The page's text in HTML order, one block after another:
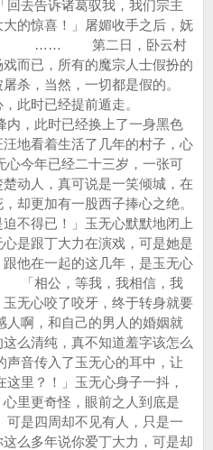
去告诉诸葛驭我，我们宗主
的惊喜！」屠媚收手之后，妩
去。 …… 第二日，卧云村
而已，所有的魔宗人士假扮的
杀，当然，一切都是假的。
，此时已经提前遁走。
此时已经换上了一身黑色
地看着生活了几年的村子，心
今年已经二十三岁，一张可
动人，真可说是一笑倾城，在
却更加有一股西子捧心之绝。
得已！」玉无心默默地闭上
是跟丁大力在演戏，可是她是
他在一起的这几年，是玉无心
「相公，等我，我相信，我
无心咬了咬牙，终于转身就要
啊，和自己的男人的婚姻就
么清纯，真不知道羞字该怎么
音传入了玉无心的耳中，让
？！」玉无心身子一抖，
里更奇怪，眼前之人到底是
是四周却不见有人，只是一
么多年说你爱丁大力，可是却